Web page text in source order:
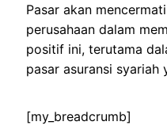
Pasar akan
perusahaan dalam
positif ini, terutama
pasar asuransi syariah
[my_breadcrumb]